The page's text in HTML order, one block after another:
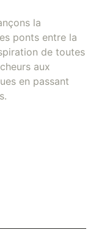
la
ponts entre la
de toutes
aux
en passant